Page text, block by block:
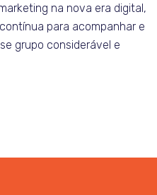
na nova era digital,
para acompanhar e
grupo considerável e